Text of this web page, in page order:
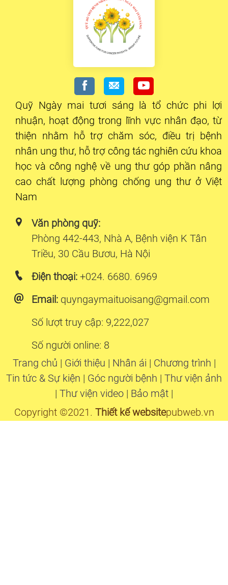
Quỹ Ngày mai tươi sáng là tổ chức phi lợi
nhuận, hoạt động trong lĩnh vực nhân đạo, từ
thiện nhằm hỗ trợ chăm sóc, điều trị bệnh
nhân ung thư, hỗ trợ công tác nghiên cứu khoa
học và công nghệ về ung thư góp phần nâng
cao chất lượng phòng chống ung thư ở Việt
Nam
Văn phòng quỹ:
Phòng 442-443, Nhà A, Bệnh viện K Tân
Triều, 30 Cầu Bươu, Hà Nội
Điện thoại: +024. 6680. 6969
Email: quyngaymaituoisang@gmail.com
Số lượt truy cập: 9,222,027
Số người online: 8
Trang chủ | Giới thiệu | Nhân ái | Chương trình |
Tin tức & Sự kiện | Góc người bệnh | Thư viện ảnh
| Thư viện video | Bảo mật |
Copyright ©2021. Thiết kế websitepubweb.vn